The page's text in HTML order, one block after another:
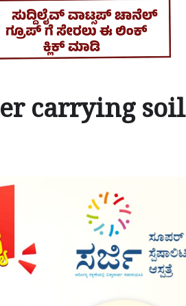
carrying soil